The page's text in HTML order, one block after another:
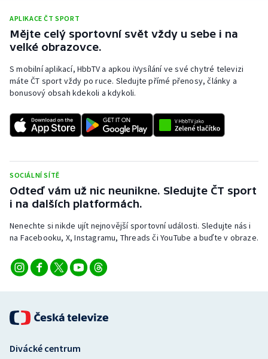
Rychlobruslení
Short track
Sportovní střelba
Triatlon
Veslování
Vodní slalom
Volejbal
Ostatní
APLIKACE ČT SPORT
Mějte celý sportovní svět vždy u sebe i na
velké obrazovce.
S mobilní aplikací, HbbTV a apkou iVysílání ve své chytré televizi
máte ČT sport vždy po ruce. Sledujte přímé přenosy, články a
bonusový obsah kdekoli a kdykoli.
SOCIÁLNÍ SÍTĚ
Odteď vám už nic neunikne. Sledujte ČT sport
i na dalších platformách.
Nenechte si nikde ujít nejnovější sportovní události. Sledujte nás i
na Facebooku, X, Instagramu, Threads či YouTube a buďte v obraze.
Divácké centrum